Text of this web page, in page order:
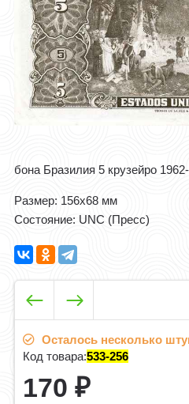
бона Бразилия 5 крузейро
Размер: 156x68 мм
Состояние: UNC (Пресс)
Осталось несколько
Код товара:533-256
170₽